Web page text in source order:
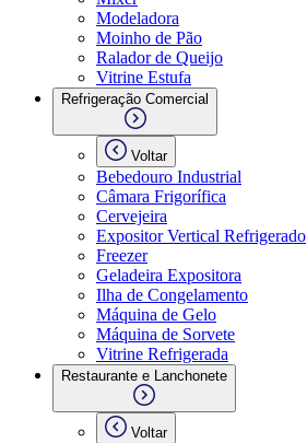
Modeladora
Moinho de Pão
Ralador de Queijo
Vitrine Estufa
Refrigeração Comercial
Voltar
Bebedouro Industrial
Câmara Frigorífica
Cervejeira
Expositor Vertical Refrigerado
Freezer
Geladeira Expositora
Ilha de Congelamento
Máquina de Gelo
Máquina de Sorvete
Vitrine Refrigerada
Restaurante e Lanchonete
Voltar